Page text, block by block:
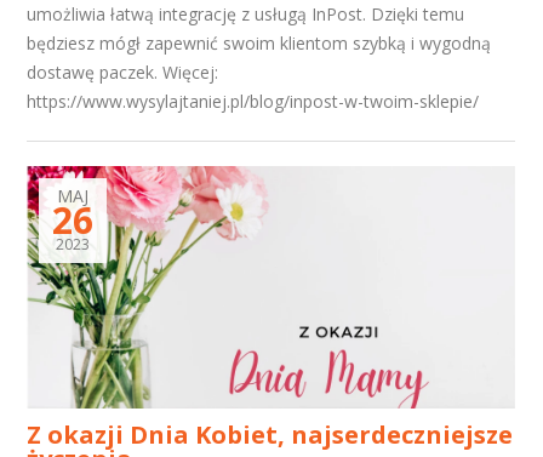
umożliwia łatwą integrację z usługą InPost. Dzięki temu
będziesz mógł zapewnić swoim klientom szybką i wygodną
dostawę paczek. Więcej:
https://www.wysylajtaniej.pl/blog/inpost-w-twoim-sklepie/
MAJ
26
2023
Z okazji Dnia Kobiet, najserdeczniejsze